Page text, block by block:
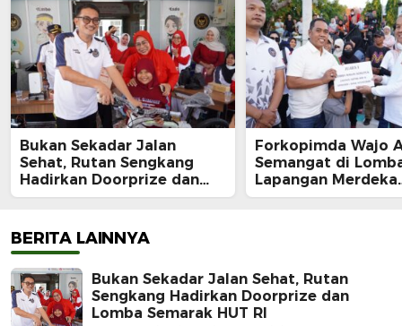
Bukan Sekadar Jalan
Sehat, Rutan Sengkang
Hadirkan Doorprize dan
Lomba Semarak HUT RI
Forkopimda Wajo
Semangat di
Lapangan Merdeka
Sengkang, Andi
BERITA LAINNYA
Bukan Sekadar Jalan Sehat, Rutan
Sengkang Hadirkan Doorprize dan
Lomba Semarak HUT RI